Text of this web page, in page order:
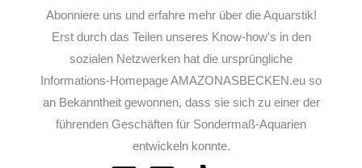
Abonniere uns und erfahre mehr über die Aquarstik!
Erst durch das Teilen unseres Know-how's in den
sozialen Netzwerken hat die ursprüngliche
Informations-Homepage AMAZONASBECKEN.eu so
an Bekanntheit gewonnen, dass sie sich zu einer der
führenden Geschäften für Sondermaß-Aquarien
entwickeln konnte.